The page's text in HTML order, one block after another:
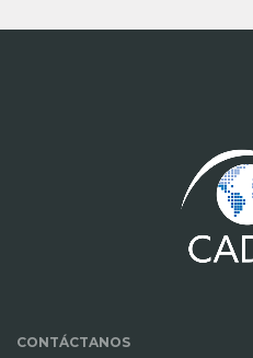
CONTÁCTANOS